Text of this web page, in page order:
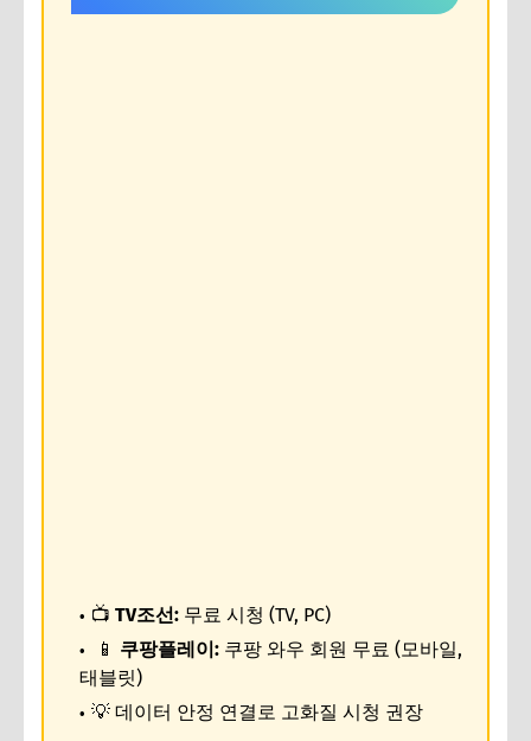
📺 TV조선: 무료 시청 (TV, PC)
📱 쿠팡플레이: 쿠팡 와우 회원 무료 (모바일,
태블릿)
💡 데이터 안정 연결로 고화질 시청 권장